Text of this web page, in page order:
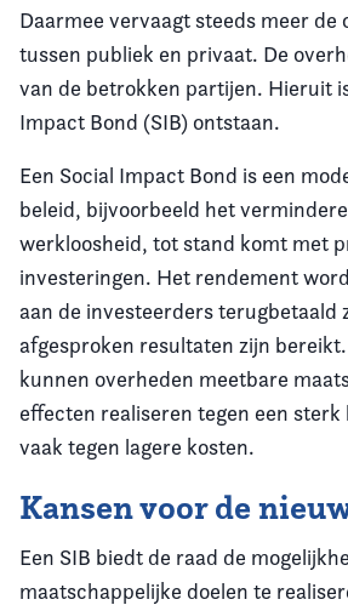
Daarmee vervaagt steeds meer de
tussen publiek en privaat. De
van de betrokken partijen. Hieruit
Impact Bond (SIB) ontstaan.
Een Social Impact Bond is een
beleid, bijvoorbeeld het
werkloosheid, tot stand komt met
investeringen. Het rendement
aan de investeerders terugbetaald
afgesproken resultaten zijn
kunnen overheden meetbare
effecten realiseren tegen een
vaak tegen lagere kosten.
Kansen voor de
Een SIB biedt de raad de
maatschappelijke doelen te